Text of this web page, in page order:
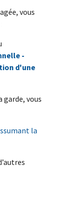
vous
-
d'une
garde, vous
la